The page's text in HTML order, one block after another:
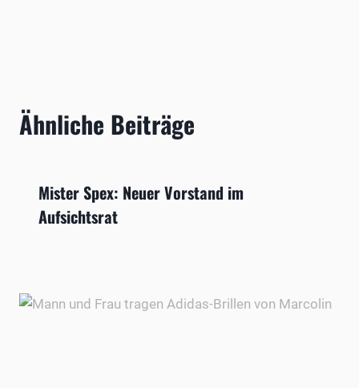
Ähnliche Beiträge
Mister Spex: Neuer Vorstand im
Aufsichtsrat